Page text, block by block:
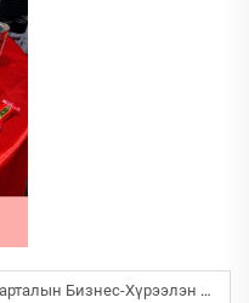
Үйлдвэрлэгчдийн Дэлхийн Зах Зүйлд Тархалт